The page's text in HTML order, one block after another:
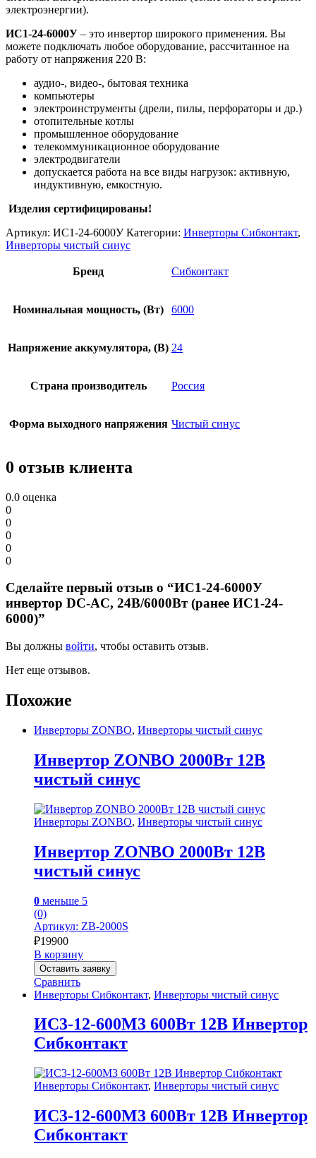
электроэнергии).
ИС1-24-6000У – это инвертор широкого применения. Вы
можете подключать любое оборудование, рассчитанное на
работу от напряжения 220 В:
аудио-, видео-, бытовая техника
компьютеры
электроинструменты (дрели, пилы, перфораторы и др.)
отопительные котлы
промышленное оборудование
телекоммуникационное оборудование
электродвигатели
допускается работа на все виды нагрузок: активную,
индуктивную, емкостную.
Изделия сертифицированы!
Артикул: ИС1-24-6000У Категории: Инверторы Сибконтакт,
Инверторы чистый синус
Бренд Сибконтакт
Номинальная мощность, (Вт) 6000
Напряжение аккумулятора, (В) 24
Страна производитель Россия
Форма выходного напряжения Чистый синус
0 отзыв клиента
0.0 оценка
0
0
0
0
0
Сделайте первый отзыв о “ИС1-24-6000У
инвертор DC-AC, 24В/6000Вт (ранее ИС1-24-
6000)”
Вы должны войти, чтобы оставить отзыв.
Нет еще отзывов.
Похожие
Инверторы ZONBO, Инверторы чистый синус
Инвертор ZONBO 2000Вт 12В
чистый синус
Инверторы ZONBO, Инверторы чистый синус
Инвертор ZONBO 2000Вт 12В
чистый синус
0 меньше 5
(0)
Артикул: ZB-2000S
₽19900
В корзину
Оставить заявку
Сравнить
Инверторы Сибконтакт, Инверторы чистый синус
ИС3-12-600M3 600Вт 12В Инвертор
Сибконтакт
Инверторы Сибконтакт, Инверторы чистый синус
ИС3-12-600M3 600Вт 12В Инвертор
Сибконтакт